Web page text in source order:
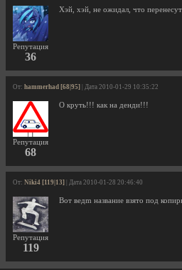
Репутация
36
Хэй, хэй, не ожидал, что
От: hammerhad [68|95] | Дата 2010-01-29 10:35:22
Репутация
68
О круть!!! как на денди!!!
От: Niki4 [119|13] | Дата 2010-01-28 20:46:40
Репутация
119
Вот ведm название взято под